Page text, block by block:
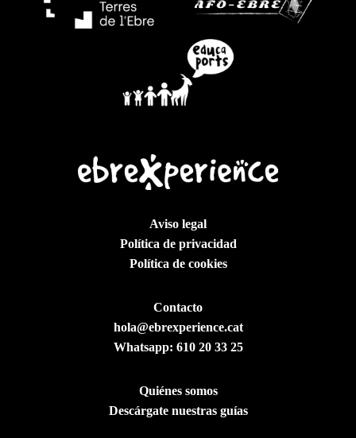
Aviso legal
Política de privacidad
Política de cookies
Contacto
hola@ebrexperience.cat
Whatsapp: 610 20 33 25
Quiénes somos
Descárgate nuestras guías